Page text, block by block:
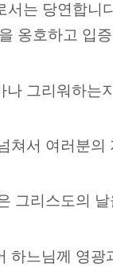
는 당연합
옹호하고 입
그리워하는
쳐서 여러분의
그리스도의
하느님께 영광